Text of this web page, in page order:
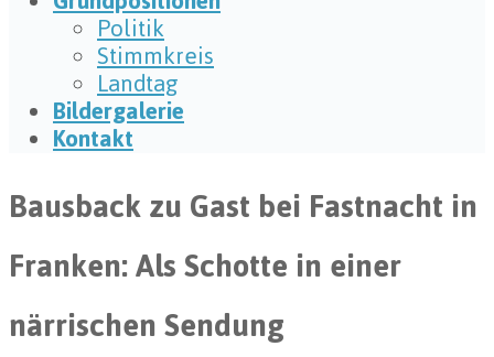
Politik
Stimmkreis
Landtag
Bildergalerie
Kontakt
Bausback zu Gast bei Fastnacht in
Franken: Als Schotte in einer
närrischen Sendung